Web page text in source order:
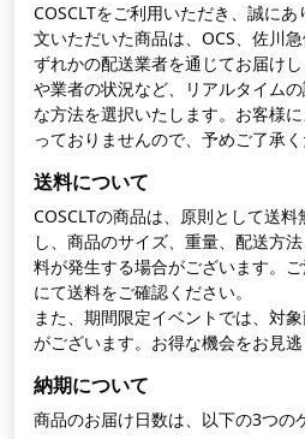
COSCLTをご利用いただき、誠に
文いただいた商品は、OCS、佐川
ずれかの配送業者を通じてお届け
や業者の状況など、リアルタイム
な方法を選択いたします。お客様
っておりませんので、予めご了承く
送料について
COSCLTの商品は、原則として送
し、商品のサイズ、重量、配送方
料が発生する場合がございます。
にて送料をご確認ください。
また、期間限定イベントでは、対
がございます。お得な機会をお見逃
納期について
商品のお届け日数は、以下の3つの